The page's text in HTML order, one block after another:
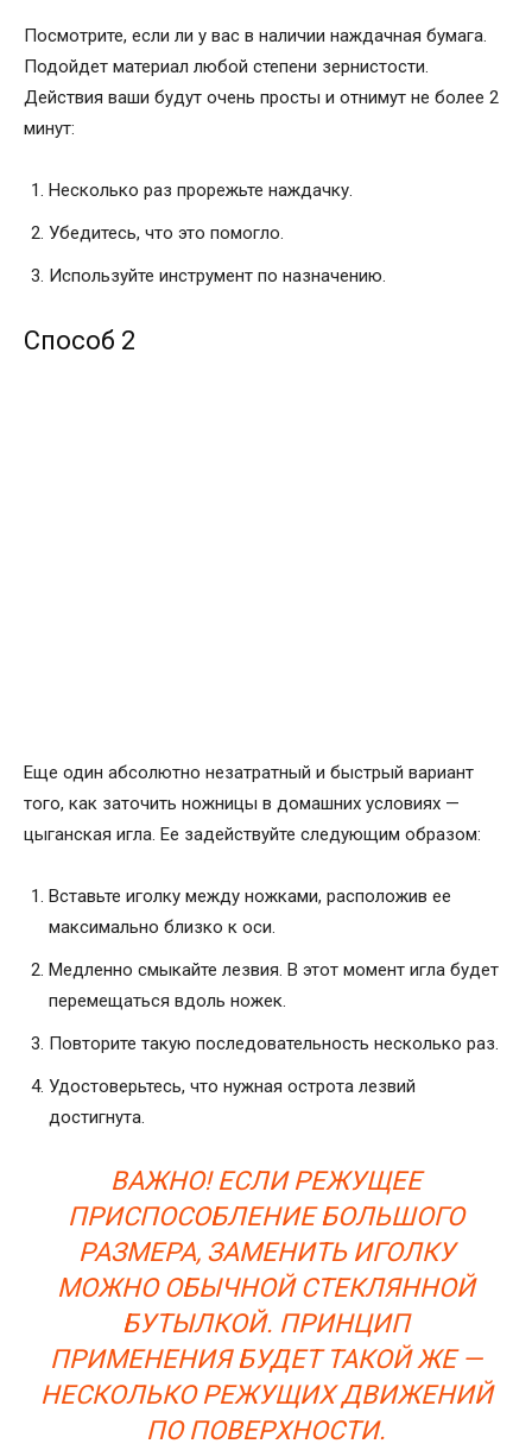
Посмотрите, если ли у вас в наличии наждачная бумага.
Подойдет материал любой степени зернистости.
Действия ваши будут очень просты и отнимут не более 2
минут:
Несколько раз прорежьте наждачку.
Убедитесь, что это помогло.
Используйте инструмент по назначению.
Способ 2
Еще один абсолютно незатратный и быстрый вариант
того, как заточить ножницы в домашних условиях —
цыганская игла. Ее задействуйте следующим образом:
Вставьте иголку между ножками, расположив ее
максимально близко к оси.
Медленно смыкайте лезвия. В этот момент игла будет
перемещаться вдоль ножек.
Повторите такую последовательность несколько раз.
Удостоверьтесь, что нужная острота лезвий
достигнута.
ВАЖНО! ЕСЛИ РЕЖУЩЕЕ
ПРИСПОСОБЛЕНИЕ БОЛЬШОГО
РАЗМЕРА, ЗАМЕНИТЬ ИГОЛКУ
МОЖНО ОБЫЧНОЙ СТЕКЛЯННОЙ
БУТЫЛКОЙ. ПРИНЦИП
ПРИМЕНЕНИЯ БУДЕТ ТАКОЙ ЖЕ —
НЕСКОЛЬКО РЕЖУЩИХ ДВИЖЕНИЙ
ПО ПОВЕРХНОСТИ.